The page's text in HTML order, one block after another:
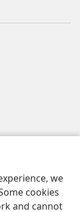
we
cookies
and cannot